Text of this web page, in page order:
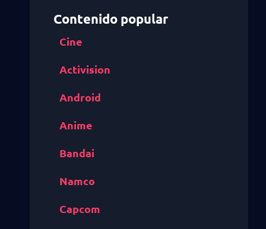
Contenido popular
Cine
Activision
Android
Anime
Bandai
Namco
Capcom